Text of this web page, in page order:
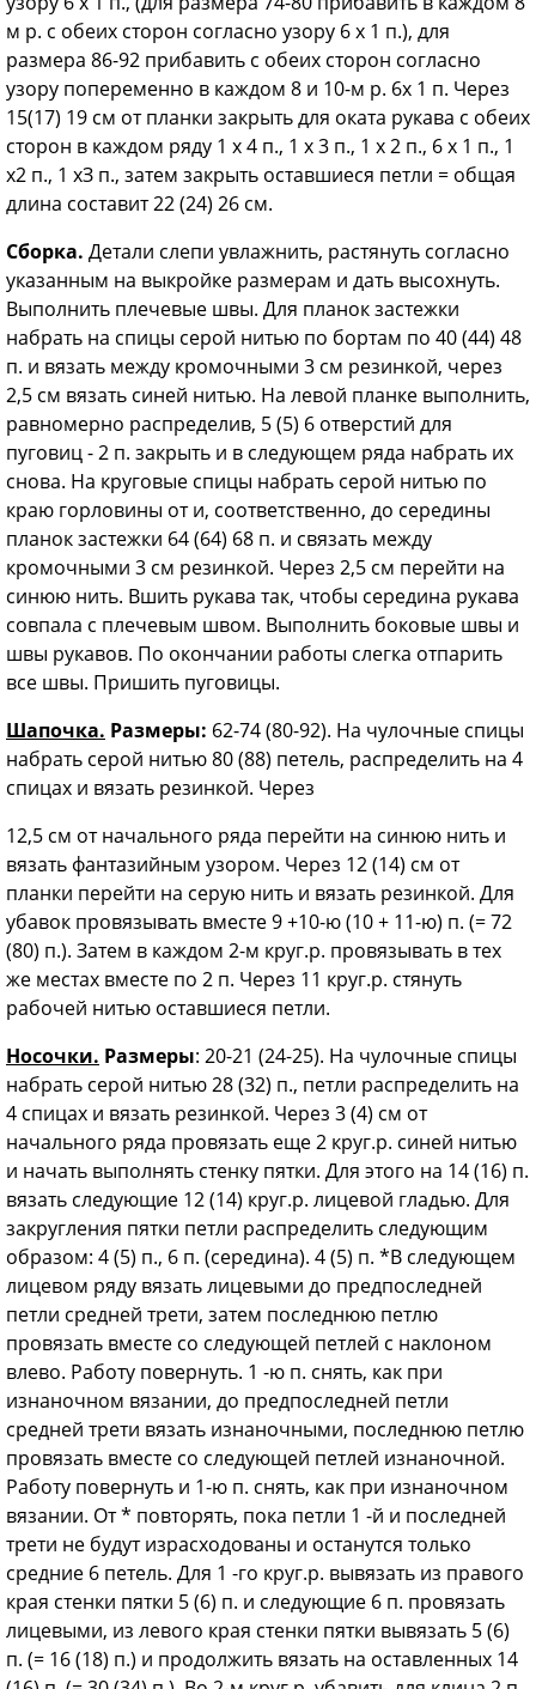
м р. с обеих сторон согласно узору 6 х 1 п.), для
размера 86-92 прибавить с обеих сторон со­гласно
узору попеременно в каждом 8 и 10-м р. 6х 1 п. Через
15(17) 19 см от планки закрыть для оката рукава с обе­их
сторон в каждом ряду 1 х 4 п., 1 х 3 п., 1 х 2 п., 6 х 1 п., 1
х2 п., 1 хЗ п., за­тем закрыть оставшиеся петли = общая
длина составит 22 (24) 26 см.
Сборка. Детали слепи увлажнить, растянуть согласно
указанным на выкройке раз­мерам и дать высохнуть.
Выполнить плечевые швы. Для планок застежки
набрать на спицы серой нитью по бор­там по 40 (44) 48
п. и вязать между кро­мочными 3 см резинкой, через
2,5 см вязать синей нитью. На левой планке выполнить,
равномерно распределив, 5 (5) 6 отверстий для
пуговиц - 2 п. закрыть и в следующем ряда набрать их
снова. На круговые спицы набрать серой нитью по
краю горловины от и, соответственно, до середины
планок застежки 64 (64) 68 п. и связать между
кромочными 3 см резинкой. Через 2,5 см перейти на
синюю нить. Вшить рукава так, чтобы середина рукава
со­впала с плечевым швом. Выполнить боковые швы и
швы рукавов. По окон­чании работы слегка отпарить
все швы. Пришить пуговицы.
Шапочка. Размеры: 62-74 (80-92). На чулочные спицы
набрать серой нитью 80 (88) петель, распределить на 4
спицах и вязать резинкой. Через
12,5 см от начального ряда перейти на синюю нить и
вязать фантазийным узором. Через 12 (14) см от
планки перейти на серую нить и вязать резин­кой. Для
убавок провязывать вместе 9 +10-ю (10 + 11-ю) п. (= 72
(80) п.). Затем в каждом 2-м круг.р. провязы­вать в тех
же местах вместе по 2 п. Че­рез 11 круг.р. стянуть
рабочей нитью оставшиеся петли.
Носочки. Размеры: 20-21 (24-25). На чулочные спицы
набрать серой нитью 28 (32) п., петли распределить на
4 спицах и вязать резинкой. Через 3 (4) см от
начального ряда провязать еще 2 круг.р. синей нитью
и начать выполнять стенку пятки. Для этого на 14 (16) п.
вязать следующие 12 (14) круг.р. лицевой гладью. Для
за­кругления пятки петли распределить следующим
образом: 4 (5) п., 6 п. (середина). 4 (5) п. *В следующем
ли­цевом ряду вязать лицевыми до пред­последней
петли средней трети, затем последнюю петлю
провязать вместе со следующей петлей с наклоном
вле­во. Работу повернуть. 1 -ю п. снять, как при
изнаночном вязании, до предпо­следней петли
средней трети вязать изнаночными, последнюю петлю
провязать вместе со следующей пет­лей изнаночной.
Работу повернуть и 1-ю п. снять, как при изнаночном
вязании. От * повторять, пока петли 1 -й и последней
трети не будут израс­ходованы и останутся только
средние 6 петель. Для 1 -го круг.р. вывязать из правого
края стенки пятки 5 (6) п. и следующие 6 п. провязать
лицевыми, из левого края стенки пятки вывя­зать 5 (6)
п. (= 16 (18) п.) и продол­жить вязать на оставленных 14